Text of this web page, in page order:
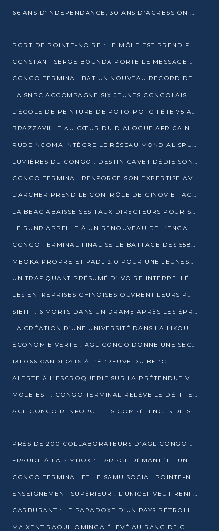
66 ANS D’INDEPENDANCE, 30 ANS D’AGRESSION RWAN DAISE : 4 PRESIDENCES, UN ECHEC COLLECTIF
PORT DE POINTE-NOIRE : LE MÔLE EST PREND FORME ET VISE LES GÉANTS DES MERS
CONSTANT SERGE BOUNDA PORTE LE MESSAGE DE COMPASSION DE DENIS SASSOU NGUESSO EN IRAN
CONGO TERMINAL BAT UN NOUVEAU RECORD DE PRODUCTIVITÉ AU PORT DE POINTE-NOIRE
LA SNPC ACCOMPAGNE SIX JEUNES CONGOLAIS AUX OLYMPIADES PANAFRICAINES DE MATHÉMATIQUES
L’ÉCOLE DE PEINTURE DE POTO-POTO FÊTE 75 ANS AU SERVICE DE L’ART CONGOLAIS
BRAZZAVILLE AU CŒUR DU DIALOGUE AFRICAIN SUR LES OBJECTIFS DE DÉVELOPPEMENT DURABLE
RUDE NGOMA INTÈGRE LE RÉSEAU MONDIAL SPUTNIK PRO APRÈS UNE FORMATION À MOSCOU
LUMIÈRES DU CONGO : DESTIN GAVET DÉDIE SON PRIX À L’UNITÉ NATIONALE ET À LA JEUNESSE
CONGO TERMINAL RENFORCE SON EXPERTISE AVEC NEUF NOUVEAUX FORMATEURS EN ENGINS PORTUAIRES
L’ARCHER PREND LE CONTRÔLE DE GINOV ET ACCÉLÈRE SON VIRAGE NUMÉRIQUE
LA BEAC ABAISSE SES TAUX DIRECTEURS POUR SOUTENIR LA CROISSANCE EN ZONE CEMAC
LE RUNR APPELLE À UN RENOUVEAU DE L’ENGAGEMENT MILITANT
CONGO TERMINAL FINALISE LE BATTAGE DES 558 PIEUX DU FUTUR QUAI DU MÔLE EST
MBOKA PROPRE ET PADJ 2.0 POUR UNE JEUNESSE PLUS AUTONOME
UN TRAFIQUANT PRÉSUMÉ D’IVOIRE INTERPELLÉ À DOLISIE
LES ENTREPRISES CHINOISES OUVRENT LEURS PORTES AUX JEUNES DIPLÔMÉS
SIBITI : 6 MORTS DANS UN DRAME APRÈS LES ÉPREUVES DU BEPC
LA CRÉATION D’UNE UNIVERSITÉ DANS LA LIKOUALA AU CŒUR D’UNE RÉFLEXION NATIONALE
ÉCONOMIE VERTE : AGL CONGO DONNE UNE SECONDE VIE À SES DÉCHETS INDUSTRIELS
131 066 CANDIDATS À L’ÉPREUVE DU BEPC
ALERTE À L’ESCROQUERIE SUR LA PRÉTENDUE VENTE DE PARCELLES AFAT
MÔLE EST : CONGO TERMINAL RELÈVE LE DÉFI TECHNIQUE DES SABLES BITUMINEUX
AGL CONGO RENFORCE LES COMPÉTENCES DE SES ÉQUIPES AVEC LA CERTIFICATION CACES® R483
PRÈS DE 200 COLLABORATEURS D’AGL CONGO EN FORMATION JUSQU’EN JUILLET
FRAUDE À LA SIMBOX : L’ARPCE DÉMANTÈLE UN RÉSEAU UTILISANT DES CARTES SIM OUGANDAISES
CONGO TERMINAL ET LE SAMU SOCIAL POINTE-NOIRE RENOUVELLENT LEUR PARTENARIAT EN FAVEUR DES JEUNES VULNÉRABLES
ENSEIGNEMENT SUPÉRIEUR : L’UNICEF VEUT RENFORCER LA RECHERCHE SUR LES QUESTIONS DE L’ENFANCE
CARBURANT : LE PARADOXE D’UN PAYS PÉTROLIER CONFRONTÉ À DES PÉNURIES RÉCURRENTES
MAIXENT RAOUL OMINGA ÉLEVÉ AU RANG DE CHEVALIER DE L’ORDRE DE L’AMITIÉ ENTRE LA RUSSIE ET LE CONGO